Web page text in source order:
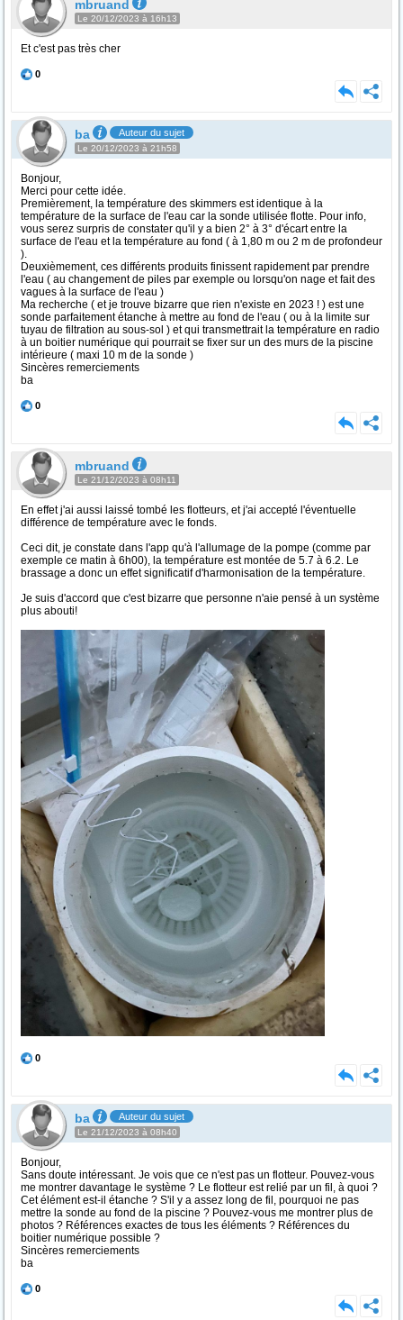
mbruand
Le 20/12/2023 à 16h13
Et c'est pas très cher
0
ba Auteur du sujet
Le 20/12/2023 à 21h58
Bonjour,
Merci pour cette idée.
Premièrement, la température des skimmers est identique à la
température de la surface de l'eau car la sonde utilisée flotte. Pour info,
vous serez surpris de constater qu'il y a bien 2° à 3° d'écart entre la
surface de l'eau et la température au fond ( à 1,80 m ou 2 m de profondeur
).
Deuxièmement, ces différents produits finissent rapidement par prendre
l'eau ( au changement de piles par exemple ou lorsqu'on nage et fait des
vagues à la surface de l'eau )
Ma recherche ( et je trouve bizarre que rien n'existe en 2023 ! ) est une
sonde parfaitement étanche à mettre au fond de l'eau ( ou à la limite sur
tuyau de filtration au sous-sol ) et qui transmettrait la température en radio
à un boitier numérique qui pourrait se fixer sur un des murs de la piscine
intérieure ( maxi 10 m de la sonde )
Sincères remerciements
ba
0
mbruand
Le 21/12/2023 à 08h11
En effet j'ai aussi laissé tombé les flotteurs, et j'ai accepté l'éventuelle
différence de température avec le fonds.
Ceci dit, je constate dans l'app qu'à l'allumage de la pompe (comme par
exemple ce matin à 6h00), la température est montée de 5.7 à 6.2. Le
brassage a donc un effet significatif d'harmonisation de la température.
Je suis d'accord que c'est bizarre que personne n'aie pensé à un système
plus abouti!
0
ba Auteur du sujet
Le 21/12/2023 à 08h40
Bonjour,
Sans doute intéressant. Je vois que ce n'est pas un flotteur. Pouvez-vous
me montrer davantage le système ? Le flotteur est relié par un fil, à quoi ?
Cet élément est-il étanche ? S'il y a assez long de fil, pourquoi ne pas
mettre la sonde au fond de la piscine ? Pouvez-vous me montrer plus de
photos ? Références exactes de tous les éléments ? Références du
boitier numérique possible ?
Sincères remerciements
ba
0